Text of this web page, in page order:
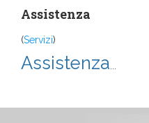
Assistenza
(Servizi)
Assistenza